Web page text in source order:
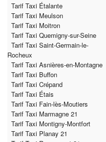
Tarif Taxi Étalante
Tarif Taxi Meulson
Tarif Taxi Moitron
Tarif Taxi Quemigny-sur-Seine
Tarif Taxi Saint-Germain-le-
Rocheux
Tarif Taxi Asnières-en-Montagne
Tarif Taxi Buffon
Tarif Taxi Crépand
Tarif Taxi Étais
Tarif Taxi Fain-lès-Moutiers
Tarif Taxi Marmagne 21
Tarif Taxi Montigny-Montfort
Tarif Taxi Planay 21